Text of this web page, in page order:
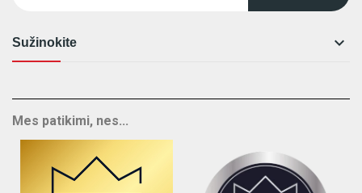
Sužinokite 
Mes patikimi, nes...